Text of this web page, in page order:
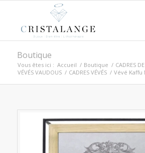
Boutique
Vous êtes ici : Accueil / Boutique / CADRES
VÉVÉS VAUDOUS / CADRES VÉVÉS / Vévé